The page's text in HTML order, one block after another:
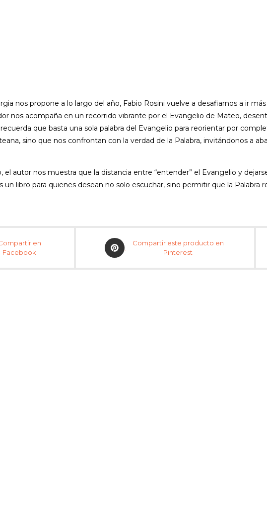
nos propone a lo largo del año, Fabio Rosini vuelve a desafiarnos a ir
nos acompaña en un recorrido vibrante por el Evangelio de Mateo,
que basta una sola palabra del Evangelio para reorientar por
sino que nos confrontan con la verdad de la Palabra, invitándonos a
autor nos muestra que la distancia entre “entender” el Evangelio y
libro para quienes desean no solo escuchar, sino permitir que la Palabra
en
Facebook
Opens
in
Compartir este producto en
Pinterest